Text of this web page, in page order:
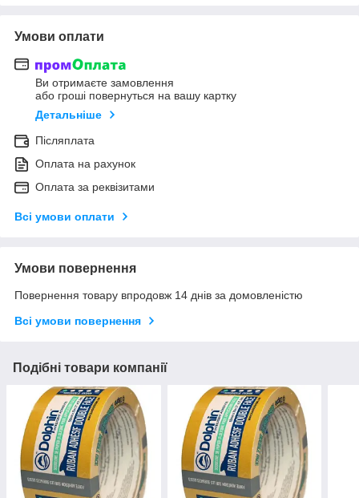
Умови оплати
Ви отримаєте замовлення
або гроші повернуться на вашу картку
Детальніше
Післяплата
Оплата на рахунок
Оплата за реквізитами
Всі умови оплати
Умови повернення
Повернення товару впродовж 14 днів за домовленістю
Всі умови повернення
Подібні товари компанії